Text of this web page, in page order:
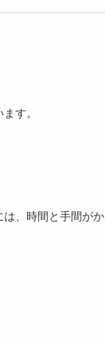
ます。
は、時間と手間がか